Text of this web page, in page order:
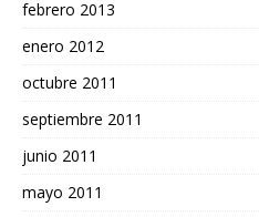
febrero 2013
enero 2012
octubre 2011
septiembre 2011
junio 2011
mayo 2011